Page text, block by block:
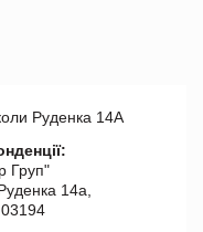
Руденка 14А
Груп"
14а,